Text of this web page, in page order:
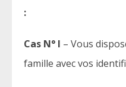
:
Cas N° l – Vous
famille avec vos